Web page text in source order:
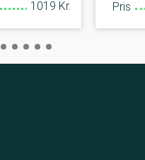
1019 Kr. Pris